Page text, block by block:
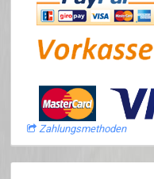
Zahlungsmethoden